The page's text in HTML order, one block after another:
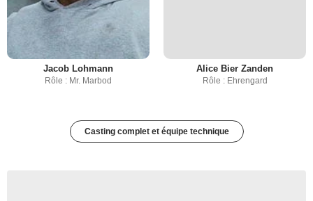
Jacob Lohmann
Rôle : Mr. Marbod
Alice Bier Zanden
Rôle : Ehrengard
Casting complet et équipe technique